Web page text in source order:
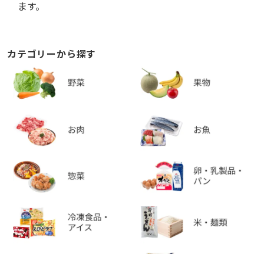
ます。
カテゴリーから探す